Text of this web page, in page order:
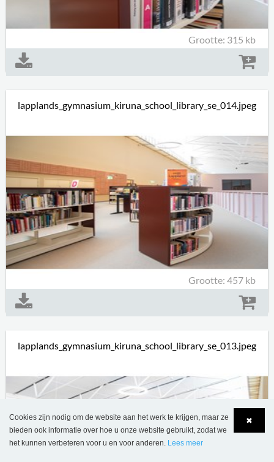
Grootte: 315 kb
lapplands_gymnasium_kiruna_school_library_se_014.jpeg
Grootte: 457 kb
lapplands_gymnasium_kiruna_school_library_se_013.jpeg
✖
Cookies zijn nodig om de website aan het werk te krijgen, maar ze
bieden ook informatie over hoe u onze website gebruikt, zodat we
het kunnen verbeteren voor u en voor anderen. Lees meer